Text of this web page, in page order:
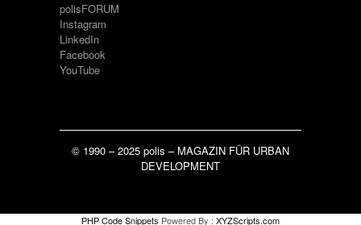
polisFORUM
Instagram
LinkedIn
Facebook
YouTube
© 1990 – 2025 polis – MAGAZIN FÜR URBAN
DEVELOPMENT
PHP Code Snippets Powered By : XYZScripts.com